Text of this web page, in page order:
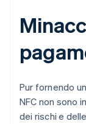
Pur fornendo
NFC non sono
dei rischi e